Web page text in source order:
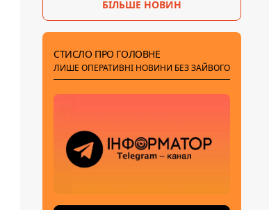
БІЛЬШЕ НОВИН
СТИСЛО ПРО ГОЛОВНЕ
ЛИШЕ ОПЕРАТИВНІ НОВИНИ БЕЗ ЗАЙВОГО